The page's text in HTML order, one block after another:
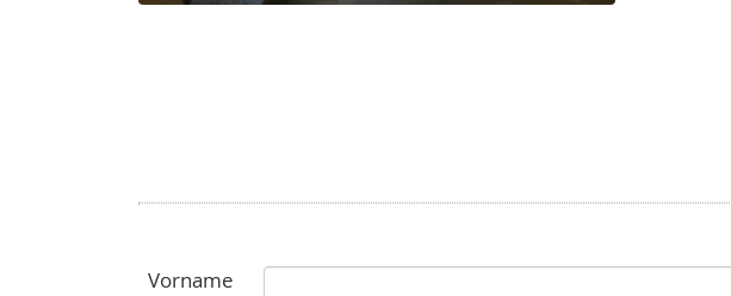
Vorname